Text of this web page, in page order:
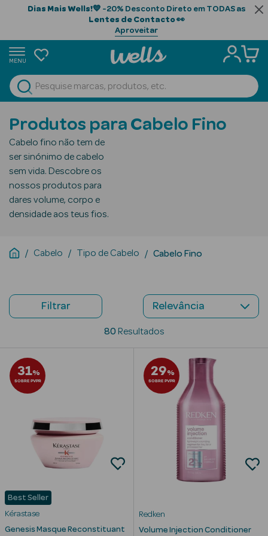
Dias Mais Wells!💙 -20% Desconto Direto em TODAS as
Lentes de Contacto👀
Aproveitar
MENU
Ver Tudo
Beauty Season
Cabelo
Profissional
Beauty Season
Cosmética
Cosmética
Cuidados de
Cabelo
Maquilhagem
Beauty Season
Beauty Season
Nutricosmética
Perfumes
Beauty Season
Produtos para Cabelo Fino
Cabelo fino não tem de
ser sinónimo de cabelo
sem vida. Descobre os
nossos produtos para
dares volume, corpo e
densidade aos teus fios.
Cabelo Tipo de Cabelo Cabelo Fino
Filtrar
80 Resultados
31%
SOBRE PVPR
Best Seller
Kérastase
Genesis Masque Reconstituant
29%
SOBRE PVPR
Redken
Volume Injection Conditioner